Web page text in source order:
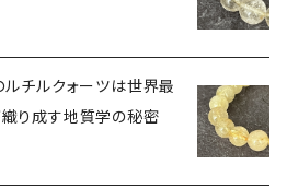
ルチルクォーツは世界最
り成す地質学の秘密